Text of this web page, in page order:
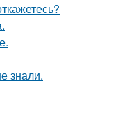
знали.